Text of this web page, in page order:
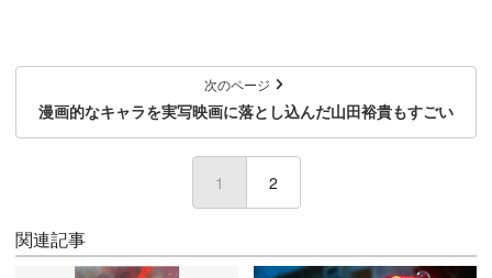
次のページ
漫画的なキャラを実写映画に落とし込んだ山田裕貴もすごい
1 (current)
2
関連記事